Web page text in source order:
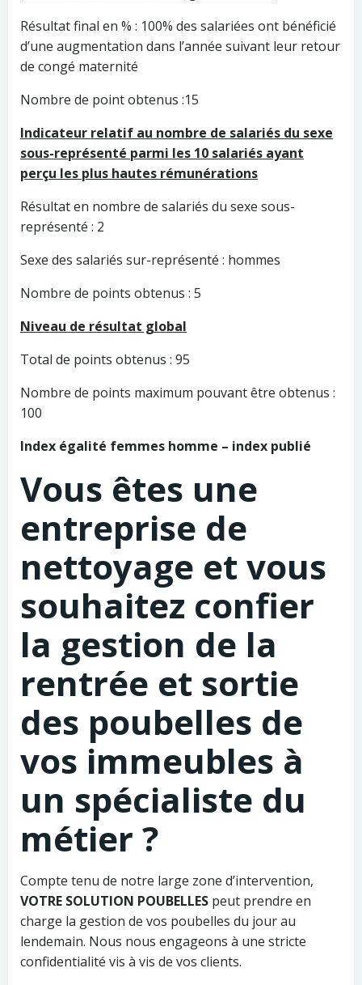
Résultat final en % : 100% des salariées ont bénéficié
d’une augmentation dans l’année suivant leur retour
de congé maternité
Nombre de point obtenus :15
Indicateur relatif au nombre de salariés du sexe
sous-représenté parmi les 10 salariés ayant
perçu les plus hautes rémunérations
Résultat en nombre de salariés du sexe sous-
représenté : 2
Sexe des salariés sur-représenté : hommes
Nombre de points obtenus : 5
Niveau de résultat global
Total de points obtenus : 95
Nombre de points maximum pouvant être obtenus :
100
Index égalité femmes homme – index publié
Vous êtes une
entreprise de
nettoyage et vous
souhaitez confier
la gestion de la
rentrée et sortie
des poubelles de
vos immeubles à
un spécialiste du
métier ?
Compte tenu de notre large zone d’intervention,
VOTRE SOLUTION POUBELLES peut prendre en
charge la gestion de vos poubelles du jour au
lendemain. Nous nous engageons à une stricte
confidentialité vis à vis de vos clients.